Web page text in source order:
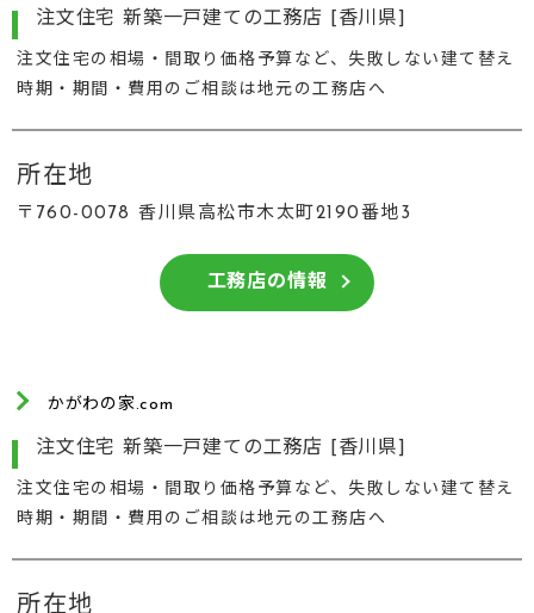
注文住宅 新築一戸建ての工務店 [香川県]
注文住宅の相場・間取り価格予算など、失敗しない建て替え
時期・期間・費用のご相談は地元の工務店へ
所在地
〒760-0078 香川県高松市木太町2190番地3
工務店の情報
かがわの家.com
注文住宅 新築一戸建ての工務店 [香川県]
注文住宅の相場・間取り価格予算など、失敗しない建て替え
時期・期間・費用のご相談は地元の工務店へ
所在地